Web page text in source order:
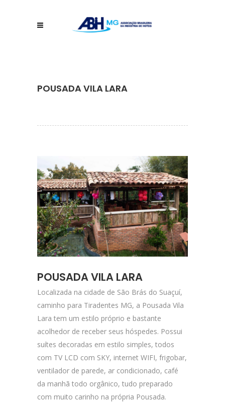
POUSADA VILA LARA
POUSADA VILA LARA
Localizada na cidade de São Brás do Suaçuí,
caminho para Tiradentes MG, a Pousada Vila
Lara tem um estilo próprio e bastante
acolhedor de receber seus hóspedes. Possui
suítes decoradas em estilo simples, todos
com TV LCD com SKY, internet WIFI, frigobar,
ventilador de parede, ar condicionado, café
da manhã todo orgânico, tudo preparado
com muito carinho na própria Pousada.